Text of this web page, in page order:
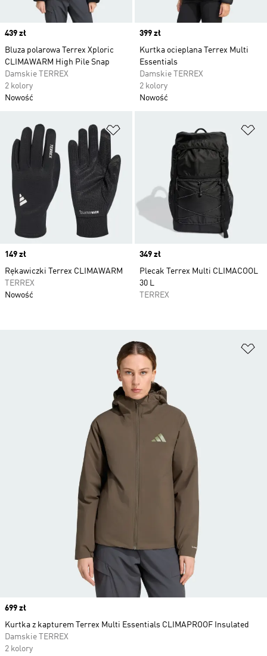
Price
439 zł
Bluza polarowa Terrex Xploric
CLIMAWARM High Pile Snap
Damskie TERREX
2 kolory
Nowość
Price
399 zł
Kurtka ocieplana Terrex Multi
Essentials
Damskie TERREX
2 kolory
Nowość
Dodaj do listy życzeń
Price
149 zł
Rękawiczki Terrex CLIMAWARM
TERREX
Nowość
Price
349 zł
Plecak Terrex Multi CLIMACOOL
30 L
TERREX
Price
699 zł
Kurtka z kapturem Terrex Multi Essentials CLIMAPROOF Insulated
Damskie TERREX
2 kolory